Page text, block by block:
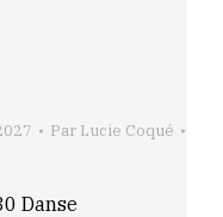
Par Lucie Coqué
Danse